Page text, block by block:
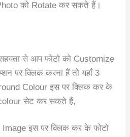
को Rotate कर सकते हैं।
से आप फोटो को Customize
पर क्लिक करना हैं तो यहाँ 3
Colour इस पर क्लिक कर के
सेट कर सकते हैं,
इस पर क्लिक कर के फोटो